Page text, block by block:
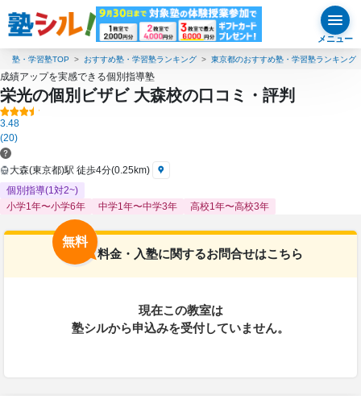
メニュー
塾・学習塾TOP おすすめ塾・学習塾ランキング 東京都のおすすめ塾・学習塾ランキング
成績アップを実感できる個別指導塾
栄光の個別ビザビ 大森校の口コミ・評判
3.48
(20)
大森(東京都)駅 徒歩4分(0.25km)
個別指導(1対2~)
小学1年〜小学6年
中学1年〜中学3年 高校1年〜高校3年
無料
料金・入塾に関するお問合せはこちら
現在この教室は
塾シルから申込みを受付していません。